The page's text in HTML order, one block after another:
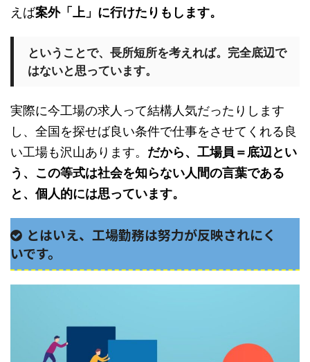
えば案外「上」に行けたりもします。
ということで、長所短所を考えれば。完全底辺で
はないと思っています。
実際に今工場の求人って結構人気だったりします
し、全国を探せば良い条件で仕事をさせてくれる良
い工場も沢山あります。 だから、工場員＝底辺とい
う、この等式は社会を知らない人間の言葉である
と、個人的には思っています。
とはいえ、工場勤務は努力が反映されにく
いです。